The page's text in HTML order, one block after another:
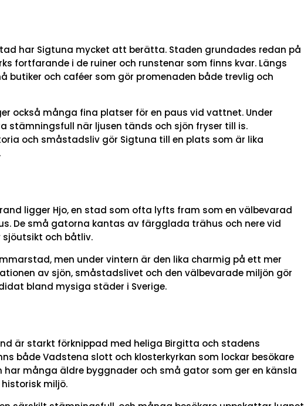
har Sigtuna mycket att berätta. Staden grundades redan på
fortfarande i de ruiner och runstenar som finns kvar. Längs
butiker och caféer som gör promenaden både trevlig och
också många fina platser för en paus vid vattnet. Under
stämningsfull när ljusen tänds och sjön fryser till is.
och småstadsliv gör Sigtuna till en plats som är lika
ligger Hjo, en stad som ofta lyfts fram som en välbevarad
De små gatorna kantas av färgglada trähus och nere vid
och båtliv.
men under vintern är den lika charmig på ett mer
av sjön, småstadslivet och den välbevarade miljön gör
bland mysiga städer i Sverige.
är starkt förknippad med heliga Birgitta och stadens
både Vadstena slott och klosterkyrkan som lockar besökare
har många äldre byggnader och små gator som ger en känsla
miljö.